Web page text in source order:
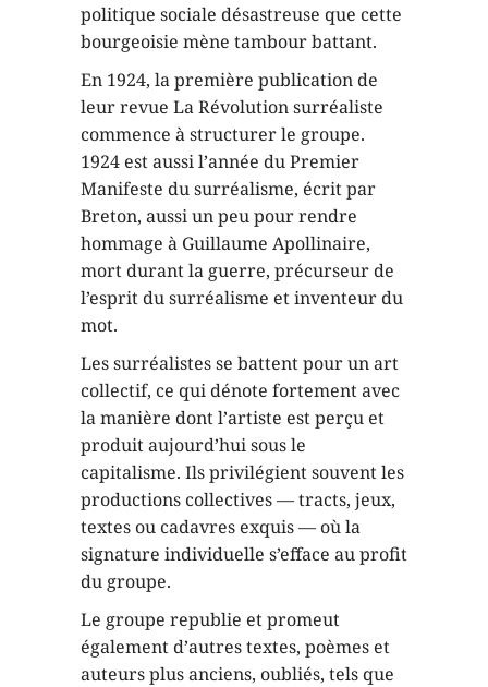
politique sociale désastreuse que cette
bourgeoisie mène tambour battant.
En 1924, la première publication de
leur revue La Révolution surréaliste
commence à structurer le groupe.
1924 est aussi l’année du Premier
Manifeste du surréalisme, écrit par
Breton, aussi un peu pour rendre
hommage à Guillaume Apollinaire,
mort durant la guerre, précurseur de
l’esprit du surréalisme et inventeur du
mot.
Les surréalistes se battent pour un art
collectif, ce qui dénote fortement avec
la manière dont l’artiste est perçu et
produit aujourd’hui sous le
capitalisme. Ils privilégient souvent les
productions collectives — tracts, jeux,
textes ou cadavres exquis — où la
signature individuelle s’efface au profit
du groupe.
Le groupe republie et promeut
également d’autres textes, poèmes et
auteurs plus anciens, oubliés, tels que